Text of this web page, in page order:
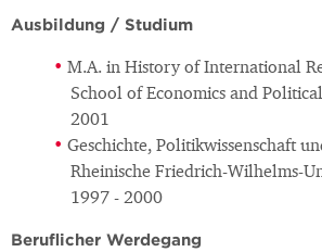
Ausbildung / Studium
M.A. in History of International
School of Economics and
2001
Geschichte, Politikwissenschaft
Rheinische Friedrich-Wilhelms-
1997 - 2000
Beruflicher Werdegang